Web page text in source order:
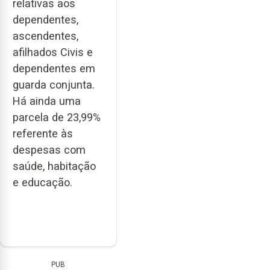
relativas aos
dependentes,
ascendentes,
afilhados Civis e
dependentes em
guarda conjunta.
Há ainda uma
parcela de 23,99%
referente às
despesas com
saúde, habitação
e educação.
PUB